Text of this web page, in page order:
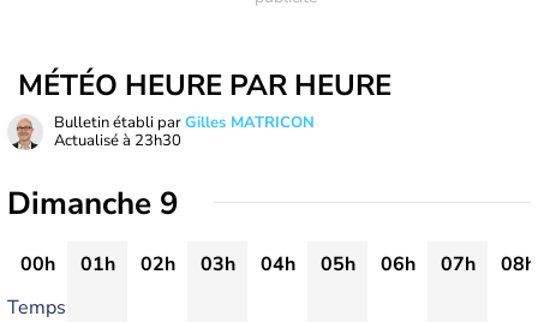
MÉTÉO HEURE PAR HEURE
Bulletin établi parGilles MATRICON
Actualisé à 23h30
Dimanche 9
00h 01h 02h 03h 04h 05h 06h 07h
08h
Temps